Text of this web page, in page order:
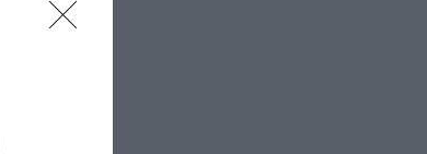
Αττικής – Καμία ανοχή»